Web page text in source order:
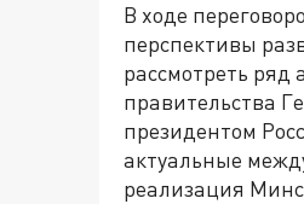
В ходе
перспективы
рассмотреть
правительства
президентом
актуальные
реализация